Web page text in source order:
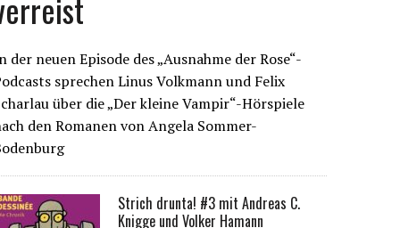
der neuen Episode des „Ausnahme der Rose“-
sprechen Linus Volkmann und Felix
über die „Der kleine Vampir“-Hörspiele
den Romanen von Angela Sommer-
Strich drunta! #3 mit Andreas C.
Knigge und Volker Hamann